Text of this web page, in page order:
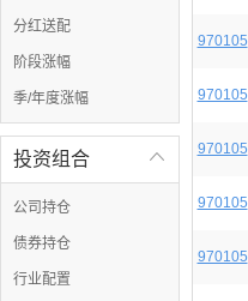
分红送配
阶段涨幅
季/年度涨幅

投资组合
公司持仓
债券持仓
行业配置
970105
970105
970105
970105
970105